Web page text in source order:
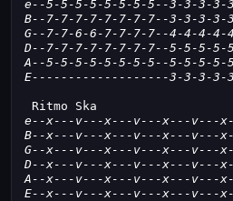
e--5-5-5-5-5-5-5-5--3-3-3-3-
B--7-7-7-7-7-7-7-7--3-3-3-3-
G--7-7-6-6-7-7-7-7--4-4-4-4-
D--7-7-7-7-7-7-7-7--5-5-5-5-
A--5-5-5-5-5-5-5-5--5-5-5-5-
E-------------------3-3-3-3-
Ritmo Ska
e--x---v---x---v---x---v---
B--x---v---x---v---x---v---
G--x---v---x---v---x---v---
D--x---v---x---v---x---v---
A--x---v---x---v---x---v---
E--x---v---x---v---x---v---